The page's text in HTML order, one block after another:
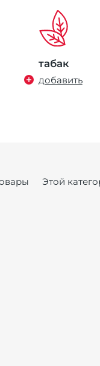
табак
добавить
Этой